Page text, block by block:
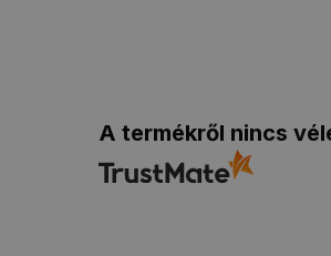
A termékről nincs